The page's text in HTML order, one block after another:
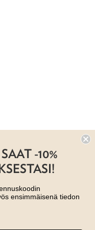
-10%
ensimmäisenä tiedon